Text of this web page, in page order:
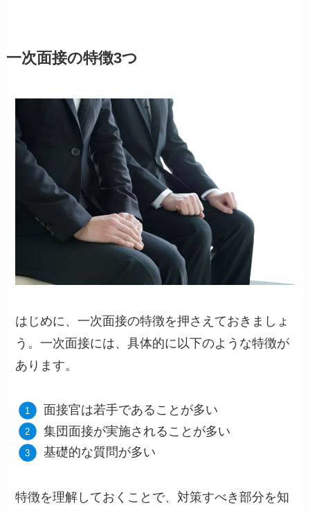
一次面接の特徴3つ
はじめに、一次面接の特徴を押さえておきましょ
う。一次面接には、具体的に以下のような特徴が
あります。
面接官は若手であることが多い
集団面接が実施されることが多い
基礎的な質問が多い
特徴を理解しておくことで、対策すべき部分を知